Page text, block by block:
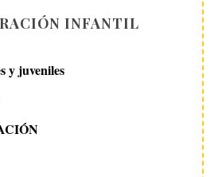
INFANTIL
y juveniles